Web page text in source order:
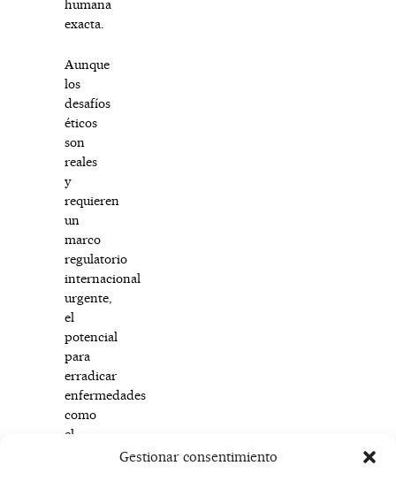
Gestionar consentimiento
humana
exacta.
Aunque
los
desafíos
éticos
son
reales
y
requieren
un
marco
regulatorio
internacional
urgente,
el
potencial
para
erradicar
enfermedades
como
el
Alzheimer,